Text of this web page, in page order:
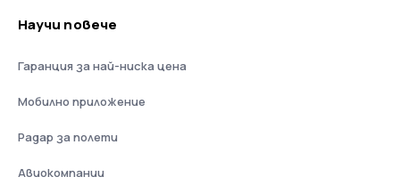
Научи повече
Гаранция за най-ниска цена
Мобилно приложение
Радар за полети
Авиокомпании